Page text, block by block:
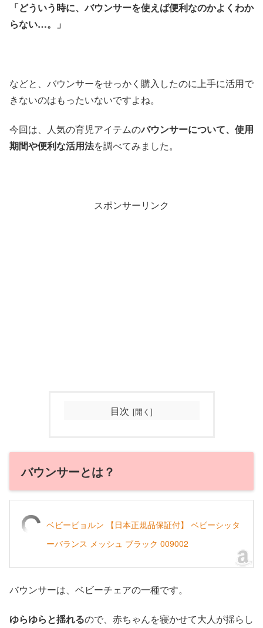
「どういう時に、バウンサーを使えば便利なのかよくわか
らない…。」
などと、バウンサーをせっかく購入したのに上手に活用で
きないのはもったいないですよね。
今回は、人気の育児アイテムのバウンサーについて、使用
期間や便利な活用法を調べてみました。
スポンサーリンク
目次
バウンサーとは？
ベビービョルン 【日本正規品保証付】 ベビーシッタ
ーバランス メッシュ ブラック 009002
バウンサーは、ベビーチェアの一種です。
ゆらゆらと揺れるので、赤ちゃんを寝かせて大人が揺らし